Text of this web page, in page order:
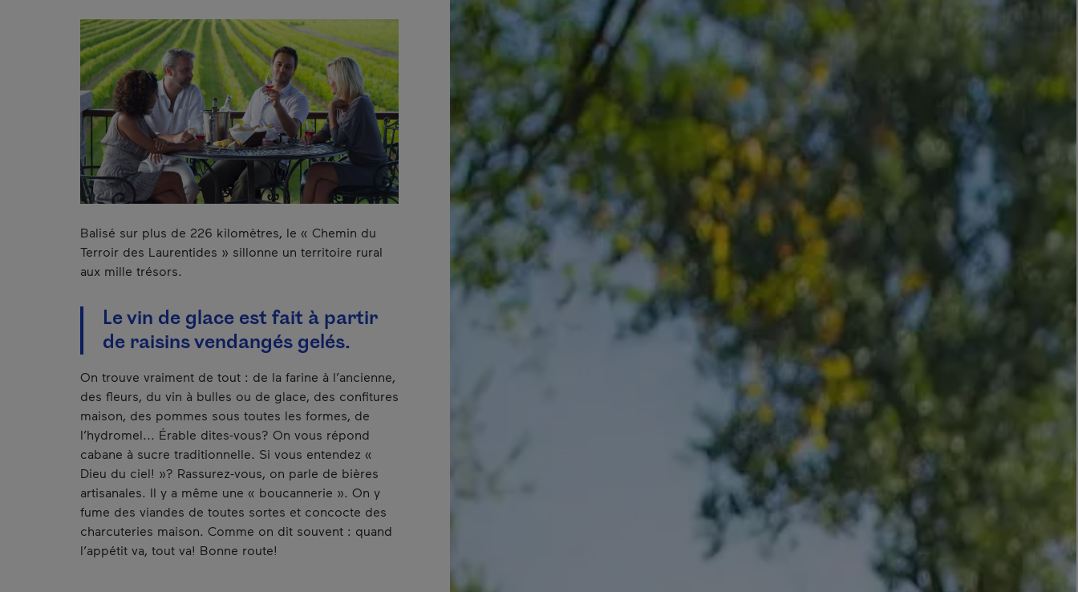
Balisé sur plus de 226 kilomètres, le « Chemin du
Terroir des Laurentides » sillonne un territoire rural
aux mille trésors.
Le vin de glace est fait à partir
de raisins vendangés gelés.
On trouve vraiment de tout : de la farine à l’ancienne,
des fleurs, du vin à bulles ou de glace, des confitures
maison, des pommes sous toutes les formes, de
l’hydromel... Érable dites-vous? On vous répond
cabane à sucre traditionnelle. Si vous entendez «
Dieu du ciel! »? Rassurez-vous, on parle de bières
artisanales. Il y a même une « boucannerie ». On y
fume des viandes de toutes sortes et concocte des
charcuteries maison. Comme on dit souvent : quand
l’appétit va, tout va! Bonne route!